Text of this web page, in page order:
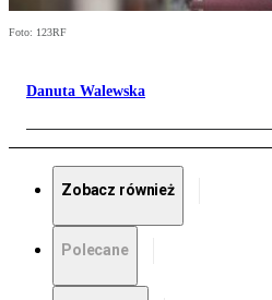
Foto: 123RF
Danuta Walewska
Zobacz również
Polecane